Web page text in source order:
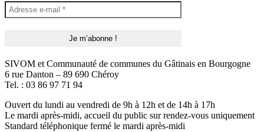
SIVOM et Communauté de communes du Gâtinais en Bourgogne
6 rue Danton – 89 690 Chéroy
Tel. : 03 86 97 71 94
Ouvert du lundi au vendredi de 9h à 12h et de 14h à 17h
Le mardi après-midi, accueil du public sur rendez-vous uniquement
Standard téléphonique fermé le mardi après-midi